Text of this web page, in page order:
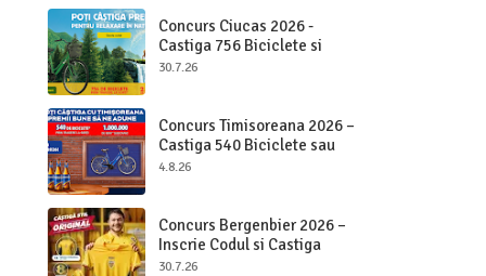
Concurs Ciucas 2026 -
Castiga 756 Biciclete si
2.000.000 bucati Ciucas
30.7.26
Concurs Timisoreana 2026 –
Castiga 540 Biciclete sau
Beri pe Loc
4.8.26
Concurs Bergenbier 2026 –
Inscrie Codul si Castiga
Premii Originale
30.7.26